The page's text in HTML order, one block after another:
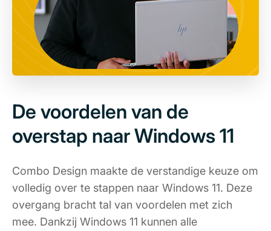
De voordelen van de
overstap naar Windows 11
Combo Design maakte de verstandige keuze om
volledig over te stappen naar Windows 11. Deze
overgang bracht tal van voordelen met zich
mee. Dankzij Windows 11 kunnen alle